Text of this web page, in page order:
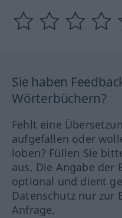
Sie haben
Wörterbüchern?
Fehlt eine
aufgefallen oder
loben? Füllen Sie
aus. Die Angabe der
optional und dient
Datenschutz nur zur
Anfrage.